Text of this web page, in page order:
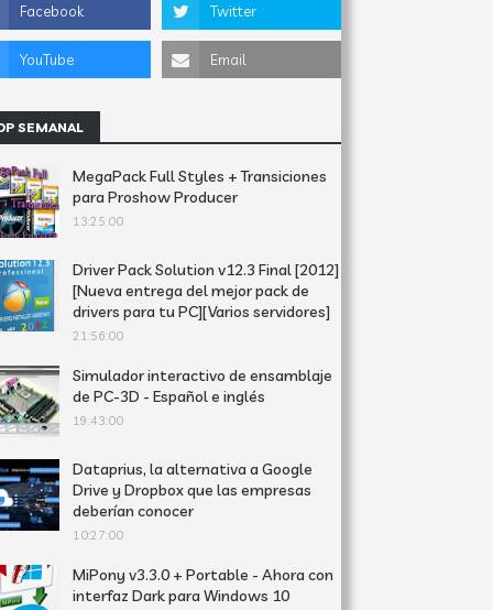
SEMANAL
MegaPack Full Styles + Transiciones
para Proshow Producer
13:25:00
Driver Pack Solution v12.3 Final [2012]
[Nueva entrega del mejor pack de
drivers para tu PC][Varios servidores]
21:56:00
Simulador interactivo de ensamblaje
de PC-3D - Español e inglés
19:43:00
Dataprius, la alternativa a Google
Drive y Dropbox que las empresas
deberían conocer
10:27:00
MiPony v3.3.0 + Portable - Ahora con
interfaz Dark para Windows 10